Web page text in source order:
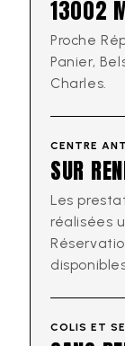
13002
Proche
Panier,
Charles.
CENTRE
SUR
Les
réalisées
COLIS ET